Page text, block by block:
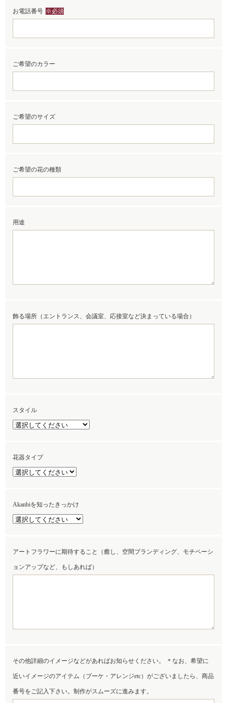
お電話番号 ※必須
ご希望のカラー
ご希望のサイズ
ご希望の花の種類
用途
飾る場所（エントランス、会議室、応接室など決まっている場合）
スタイル
花器タイプ
Akanbiを知ったきっかけ
アートフラワーに期待すること（癒し、空間ブランディング、モチベーシ
ョンアップなど、もしあれば）
その他詳細のイメージなどがあればお知らせください。 ＊なお、希望に
近いイメージのアイテム（ブーケ・アレンジetc）がございましたら、商品
番号をご記入下さい。制作がスムーズに進みます。